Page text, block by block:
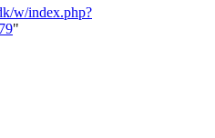
w/index.php?
"